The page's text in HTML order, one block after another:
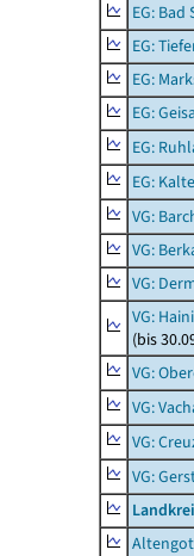
EG:
EG:
EG:
EG:
EG:
EG:
VG:
VG:
VG:
VG:
(bis
VG:
VG:
VG:
VG: